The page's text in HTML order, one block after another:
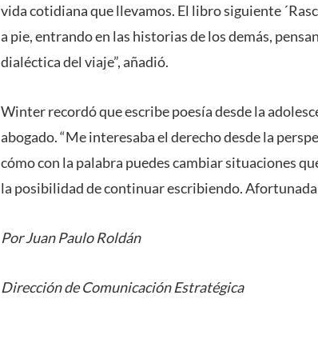
vida cotidiana que llevamos. El libro siguiente
a pie, entrando en las historias de los demás,
dialéctica del viaje”, añadió.
Winter recordó que escribe poesía desde la
abogado. “Me interesaba el derecho desde la
cómo con la palabra puedes cambiar situaciones
la posibilidad de continuar escribiendo.
Por Juan Paulo Roldán
Dirección de Comunicación Estratégica